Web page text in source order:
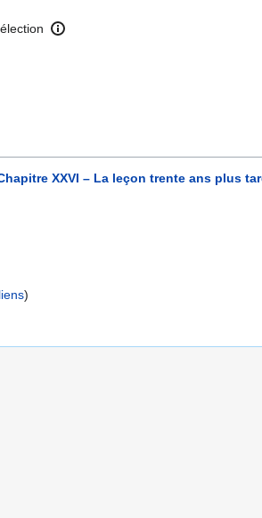
XXVI – La leçon trente ans plus
)